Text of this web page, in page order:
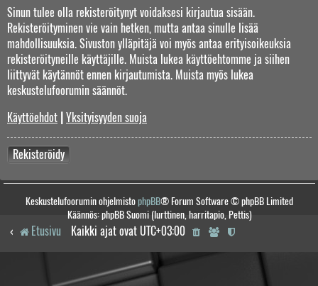
Sinun tulee olla rekisteröitynyt voidaksesi kirjautua sisään.
Rekisteröityminen vie vain hetken, mutta antaa sinulle lisää
mahdollisuuksia. Sivuston ylläpitäjä voi myös antaa erityisoikeuksia
rekisteröityneille käyttäjille. Muista lukea käyttöehtomme ja siihen
liittyvät käytännöt ennen kirjautumista. Muista myös lukea
keskustelufoorumin säännöt.
Käyttöehdot Yksityisyyden suoja
Rekisteröidy
Keskustelufoorumin ohjelmistophpBB® Forum Software © phpBB Limited
Käännös: phpBB Suomi (lurttinen, harritapio, Pettis)
Etusivu Kaikki ajat ovat UTC+03:00